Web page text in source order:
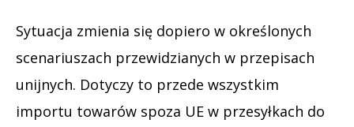
Sytuacja zmienia się dopiero w określonych
scenariuszach przewidzianych w przepisach
unijnych. Dotyczy to przede wszystkim
importu towarów spoza UE w przesyłkach do